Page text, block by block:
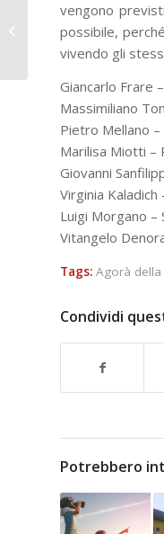
vengono
possibile,
vivendo gli
Giancarlo Frare
Massimiliano
Pietro Mellano –
Marilisa Miotti –
Giovanni
Virginia
Luigi Morgano –
Vitangelo
Tags: Agorà della
Condividi
Potrebbero
accompagnamento – l
ruolo della comunità e
della...